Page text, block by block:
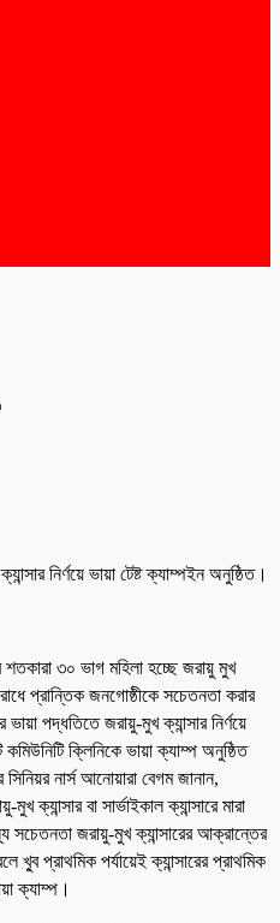
নির্ণয়ে ভায়া টেষ্ট ক্যাম্পইন অনুষ্ঠিত।
শতকারা ৩০ ভাগ মহিলা হচ্ছে জরায়ু মুখ
প্রান্তিক জনগোষ্ঠীকে সচেতনতা করার
পদ্ধতিতে জরায়ু-মুখ ক্যান্সার নির্ণয়ে
ক্লিনিকে ভায়া ক্যাম্প অনুষ্ঠিত
নার্স আনোয়ারা বেগম জানান,
ক্যান্সার বা সার্ভাইকাল ক্যান্সারে মারা
সচেতনতা জরায়ু-মুখ ক্যান্সারের আক্রান্তের
খু্ব প্রাথমিক পর্যায়েই ক্যান্সারের প্রাথমিক
ক্যাম্প।